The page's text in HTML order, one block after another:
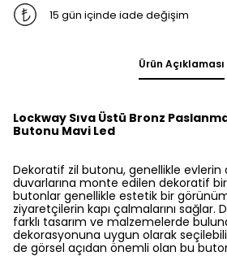
15 gün içinde iade değişim
Ürün Açıklaması
Lockway Sıva Üstü Bronz
Butonu Mavi Led
Dekoratif zil butonu, genellikle evlerin
duvarlarına monte edilen dekoratif bir
butonlar genellikle estetik bir
ziyaretçilerin kapı çalmalarını sağlar.
farklı tasarım ve malzemelerde
dekorasyonuna uygun olarak
de görsel açıdan önemli olan bu